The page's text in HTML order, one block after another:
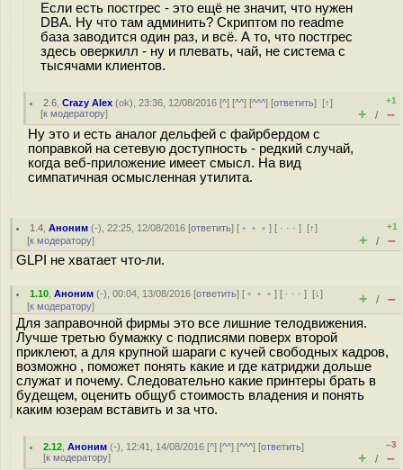
Если есть постгрес - это ещё не значит, что нужен
DBA. Ну что там админить? Скриптом по readme
база заводится один раз, и всё. А то, что постгрес
здесь оверкилл - ну и плевать, чай, не система с
тысячами клиентов.
2.6 ,Crazy Alex (ok), 23:36, 12/08/2016 [^] [^^] [^^^] [ответить][↑]
[к модератору]
+1
+ / –
Ну это и есть аналог дельфей с файрбердом с
поправкой на сетевую доступность - редкий случай,
когда веб-приложение имеет смысл. На вид
симпатичная осмысленная утилита.
1.4 ,Аноним (-), 22:25, 12/08/2016 [ответить] [ ﹢﹢﹢] [ · · ·][↑]
[к модератору]
+1
+ / –
GLPI не хватает что-ли.
1.10 ,Аноним (-), 00:04, 13/08/2016 [ответить] [ ﹢﹢﹢] [ · · ·][↓]
[к модератору] + / –
Для заправочной фирмы это все лишние телодвижения.
Лучше третью бумажку с подписями поверх второй
приклеют, а для крупной шараги с кучей свободных кадров,
возможно , поможет понять какие и где катриджи дольше
служат и почему. Следовательно какие принтеры брать в
будещем, оценить общуб стоимость владения и понять
каким юзерам вставить и за что.
2.12 ,Аноним (-), 12:41, 14/08/2016 [^] [^^] [^^^] [ответить]
[к модератору]
–3
+ / –